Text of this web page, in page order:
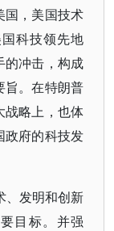
国，美国技术
科技领先地
的冲击，构成
旨。在特朗普
战略上，也体
政府的科技发
、发明和创新
目标。并强